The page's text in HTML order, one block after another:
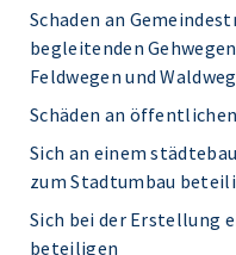
Schaden an
begleitenden
Feldwegen und
Schäden an
Sich an einem
zum Stadtumbau
Sich bei der Erstellung
beteiligen